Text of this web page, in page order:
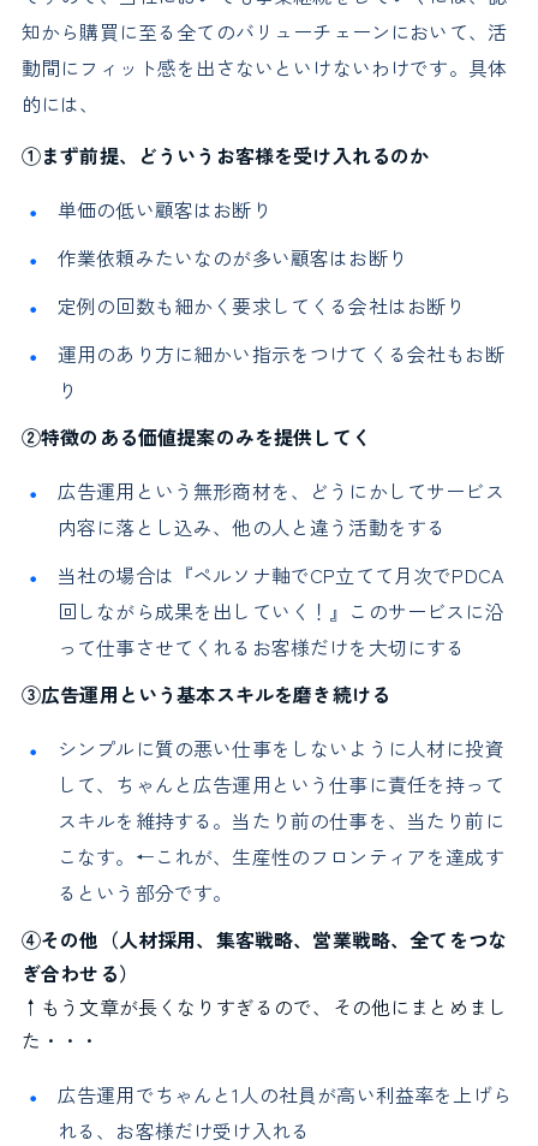
知から購買に至る全てのバリューチェーンにおいて、活
動間にフィット感を出さないといけないわけです。具体
的には、
①まず前提、どういうお客様を受け入れるのか
単価の低い顧客はお断り
作業依頼みたいなのが多い顧客はお断り
定例の回数も細かく要求してくる会社はお断り
運用のあり方に細かい指示をつけてくる会社もお断
り
②特徴のある価値提案のみを提供してく
広告運用という無形商材を、どうにかしてサービス
内容に落とし込み、他の人と違う活動をする
当社の場合は『ペルソナ軸でCP立てて月次でPDCA
回しながら成果を出していく！』このサービスに沿
って仕事させてくれるお客様だけを大切にする
③広告運用という基本スキルを磨き続ける
シンプルに質の悪い仕事をしないように人材に投資
して、ちゃんと広告運用という仕事に責任を持って
スキルを維持する。当たり前の仕事を、当たり前に
こなす。←これが、生産性のフロンティアを達成す
るという部分です。
④その他（人材採用、集客戦略、営業戦略、全てをつな
ぎ合わせる）
↑もう文章が長くなりすぎるので、その他にまとめまし
た・・・
広告運用でちゃんと1人の社員が高い利益率を上げら
れる、お客様だけ受け入れる